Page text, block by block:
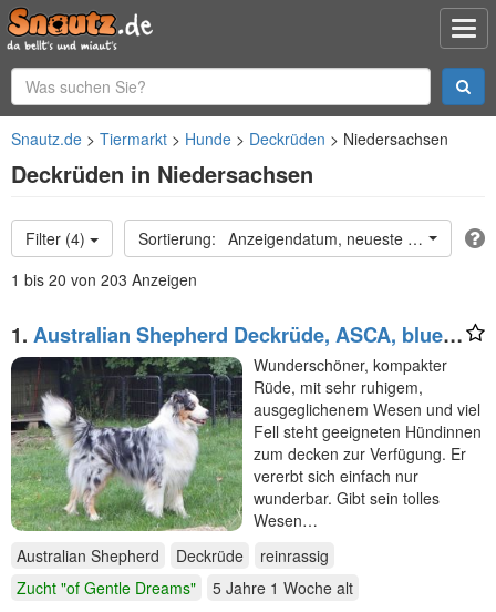
Snautz.de Tiermarkt Hunde Deckrüden Niedersachsen
Deckrüden in Niedersachsen
Filter (4)
Anzeigendatum, neueste oben
1 bis 20 von 203 Anzeigen
1. Australian Shepherd Deckrüde, ASCA, blue
merle, frei von GendefektenWunderschöner, kompakter
Rüde, mit sehr ruhigem,
ausgeglichenem Wesen und viel
Fell steht geeigneten Hündinnen
zum decken zur Verfügung. Er
vererbt sich einfach nur
wunderbar. Gibt sein tolles
Wesen…
Australian Shepherd
Deckrüde
reinrassig
Zucht "of Gentle Dreams"
5 Jahre 1 Woche alt